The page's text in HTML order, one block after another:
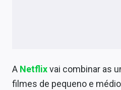
Conteúdo de Marca
A Netflixvai combinar as
filmes de pequeno e